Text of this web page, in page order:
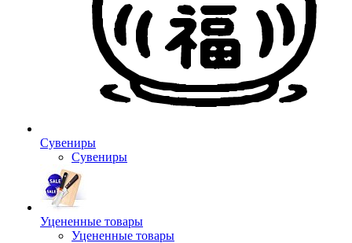
Сувениры
Сувениры
Уцененные товары
Уцененные товары